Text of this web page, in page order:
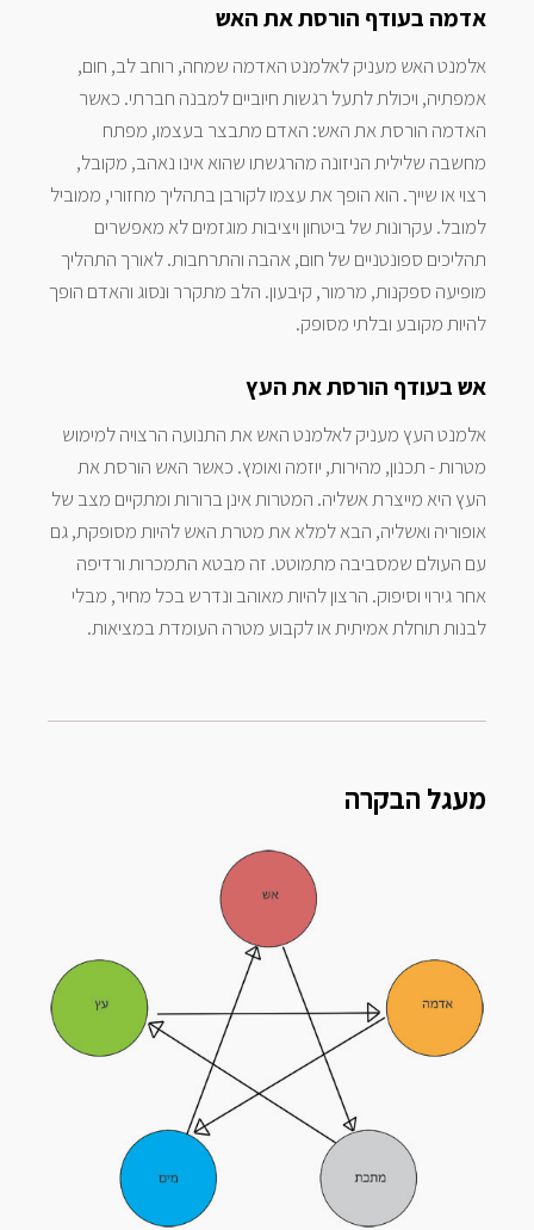
אדמה בעודף הורסת את האש
אלמנט האש מעניק לאלמנט האדמה שמחה, רוחב לב, חום,
אמפתיה, ויכולת לתעל רגשות חיוביים למבנה חברתי. כאשר
האדמה הורסת את האש: האדם מתבצר בעצמו, מפתח
מחשבה שלילית הניזונה מהרגשתו שהוא אינו נאהב, מקובל,
רצוי או שייך. הוא הופך את עצמו לקורבן בתהליך מחזורי, ממוביל
למובל. עקרונות של ביטחון ויציבות מוגזמים לא מאפשרים
תהליכים ספונטניים של חום, אהבה והתרחבות. לאורך התהליך
מופיעה ספקנות, מרמור, קיבעון. הלב מתקרר ונסוג והאדם הופך
להיות מקובע ובלתי מסופק.
אש בעודף הורסת את העץ
אלמנט העץ מעניק לאלמנט האש את התנועה הרצויה למימוש
מטרות - תכנון, מהירות, יוזמה ואומץ. כאשר האש הורסת את
העץ היא מייצרת אשליה. המטרות אינן ברורות ומתקיים מצב של
אופוריה ואשליה, הבא למלא את מטרת האש להיות מסופקת, גם
עם העולם שמסביבה מתמוטט. זה מבטא התמכרות ורדיפה
אחר גירוי וסיפוק. הרצון להיות מאוהב ונדרש בכל מחיר, מבלי
לבנות תוחלת אמיתית או לקבוע מטרה העומדת במציאות.
מעגל הבקרה